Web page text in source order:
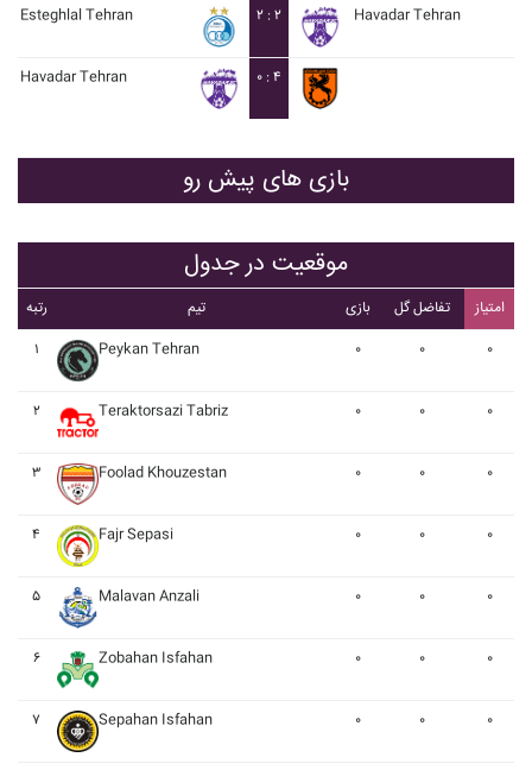
Esteghlal Tehran ۲ : ۲ Havadar Tehran
Havadar Tehran ۰ : ۴
بازی های پیش رو
موقعیت در جدول
رتبه تیم بازی تفاضل گل
امتیاز
۱
Peykan Tehran ۰ ۰ ۰
۲ Teraktorsazi Tabriz ۰ ۰ ۰
۳ Foolad Khouzestan ۰ ۰ ۰
۴ Fajr Sepasi ۰ ۰ ۰
۵ Malavan Anzali ۰ ۰ ۰
۶ Zobahan Isfahan ۰ ۰ ۰
۷ Sepahan Isfahan ۰ ۰ ۰